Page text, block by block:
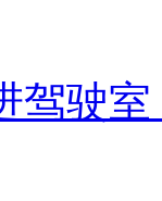
驾驶